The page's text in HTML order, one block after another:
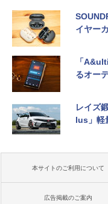
イヤー
「
るオー
レイズ
lus」軽
本サイトのご利用について
広告掲載のご案内